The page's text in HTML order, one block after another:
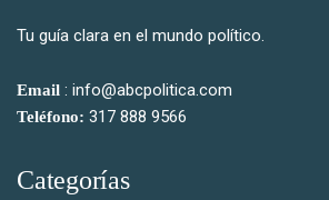
Tu guía clara en el mundo político.
Email : info@abcpolitica.com
Teléfono: 317 888 9566
Categorías